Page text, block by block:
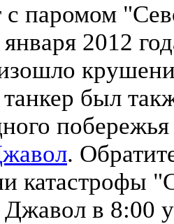
паромом
2012
был
.
катастрофы
Джавол в 8:00